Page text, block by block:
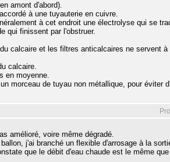
amont d'abord).
à une tuyauterie en cuivre.
à cet endroit une électrolyse qui se
qui finissent par l'obstruer.
calcaire et les filtres anticalcaires ne servent à
calcaire.
en moyenne.
morceau de tuyau non métallique, pour éviter
amélioré, voire même dégradé.
j'ai branché un flexible d'arrosage à la
que le débit d'eau chaude est le même